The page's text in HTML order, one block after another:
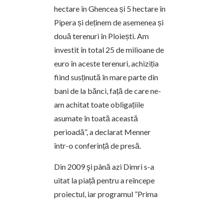
hectare în Ghencea și 5 hectare în
Pipera și deținem de asemenea și
două terenuri în Ploiești. Am
investit în total 25 de milioane de
euro în aceste terenuri, achiziția
fiind susținută în mare parte din
bani de la bănci, față de care ne-
am achitat toate obligațiile
asumate în toată această
perioadă”, a declarat Menner
într-o conferință de presă.
Din 2009 şi până azi Dimri s-a
uitat la piață pentru a reîncepe
proiectul, iar programul ”Prima